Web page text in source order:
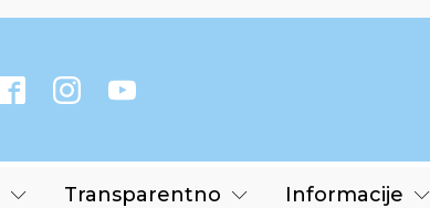
Transparentno Informacije